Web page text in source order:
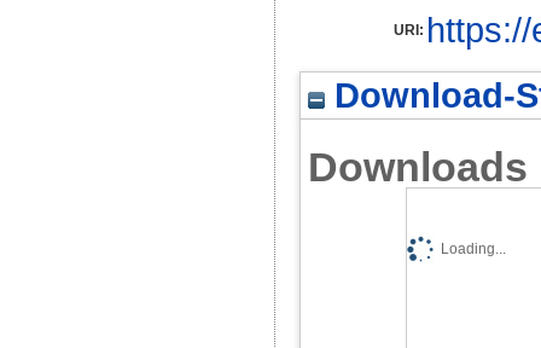
URI:
Download-
Downloads
Loading...